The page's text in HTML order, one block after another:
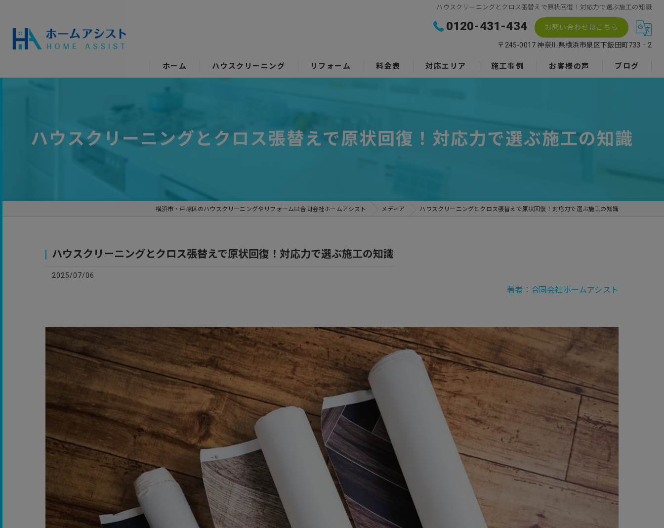
ハウスクリーニングとクロス張替えで原状回復！対応力で選ぶ施工の知識
0120-431-434 お問い合わせはこちら
〒245-0017 神奈川県横浜市泉区下飯田町733‐2
ホーム ハウスクリーニング
エアコンクリーニング
リフォーム
浴室リフォーム
料金表 対応エリア 施工事例 お客様の声 ブログ
ハウスクリーニングとクロス張替えで原状回復！対応力で選ぶ施工の知識
横浜市・戸塚区のハウスクリーニングやリフォームは合同会社ホームアシスト メディア ハウスクリーニングとクロス張替えで原状回復！対応力で選ぶ施工の知識
ハウスクリーニングとクロス張替えで原状回復！対応力で選ぶ施工の知識
2025/07/06
著者：合同会社ホームアシスト